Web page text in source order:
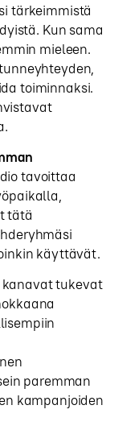
tärkeimmistä
Kun sama
mieleen.
toiminnaksi.
tavoittaa
tätä
käyttävät.
kanavat tukevat
paremman
kampanjoiden